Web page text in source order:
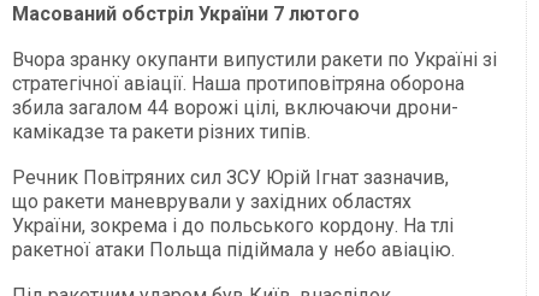
Масований обстріл України 7 лютого
Вчора зранку окупанти випустили ракети по Україні зі
стратегічної авіації. Наша протиповітряна оборона
збила загалом 44 ворожі цілі, включаючи дрони-
камікадзе та ракети різних типів.
Речник Повітряних сил ЗСУ Юрій Ігнат зазначив,
що ракети маневрували у західних областях
України, зокрема і до польського кордону. На тлі
ракетної атаки Польща підіймала у небо авіацію.